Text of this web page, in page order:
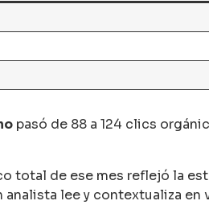
pasó de 88 a 124 clics
total de ese mes reflejó la
lee y contextualiza